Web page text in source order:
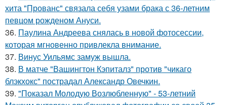
хита "Прованс" связала себя узами брака с 36-летним
певцом рожденом Ануси.
36. Паулина Андреева снялась в новой фотосессии,
которая мгновенно привлекла внимание.
37. Винус Уильямс замуж вышла.
38. В матче "Вашингтон Кэпиталз" против "чикаго
блэкхокс" пострадал Александр Овечкин.
39. "Показал Молодую Возлюбленную" - 53-летний